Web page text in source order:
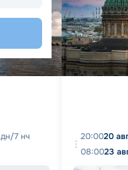
дн/7 нч
20:0020
08:0023